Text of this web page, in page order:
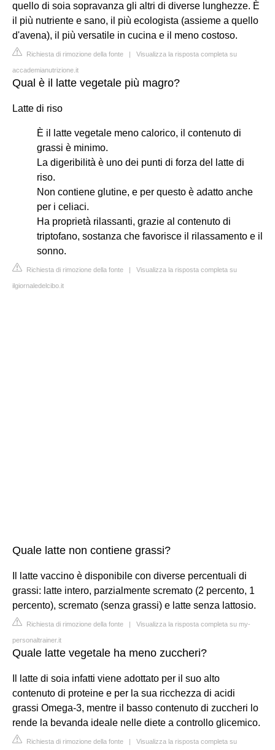
quello di soia sopravanza gli altri di diverse lunghezze. È
il più nutriente e sano, il più ecologista (assieme a quello
d'avena), il più versatile in cucina e il meno costoso.
Richiesta di rimozione della fonte | Visualizza la risposta completa su
accademianutrizione.it
Qual è il latte vegetale più magro?
Latte di riso
È il latte vegetale meno calorico, il contenuto di
grassi è minimo.
La digeribilità è uno dei punti di forza del latte di
riso.
Non contiene glutine, e per questo è adatto anche
per i celiaci.
Ha proprietà rilassanti, grazie al contenuto di
triptofano, sostanza che favorisce il rilassamento e il
sonno.
Richiesta di rimozione della fonte | Visualizza la risposta completa su
ilgiornaledelcibo.it
Quale latte non contiene grassi?
Il latte vaccino è disponibile con diverse percentuali di
grassi: latte intero, parzialmente scremato (2 percento, 1
percento), scremato (senza grassi) e latte senza lattosio.
Richiesta di rimozione della fonte | Visualizza la risposta completa su my-
personaltrainer.it
Quale latte vegetale ha meno zuccheri?
Il latte di soia infatti viene adottato per il suo alto
contenuto di proteine e per la sua ricchezza di acidi
grassi Omega-3, mentre il basso contenuto di zuccheri lo
rende la bevanda ideale nelle diete a controllo glicemico.
Richiesta di rimozione della fonte | Visualizza la risposta completa su